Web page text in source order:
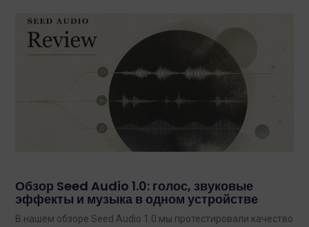
Обзор Seed Audio 1.0: голос, звуковые
эффекты и музыка в одном устройстве
В нашем обзоре Seed Audio 1.0 мы протестировали качество